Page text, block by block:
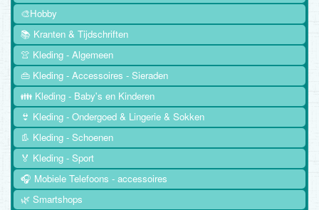
🎨Hobby
📚 Kranten & Tijdschriften
👚 Kleding - Algemeen
👜 Kleding - Accessoires - Sieraden
👪 Kleding - Baby's en Kinderen
👙 Kleding - Ondergoed & Lingerie & Sokken
👢 Kleding - Schoenen
🏅 Kleding - Sport
🎧 Mobiele Telefoons - accessoires
🌿 Smartshops